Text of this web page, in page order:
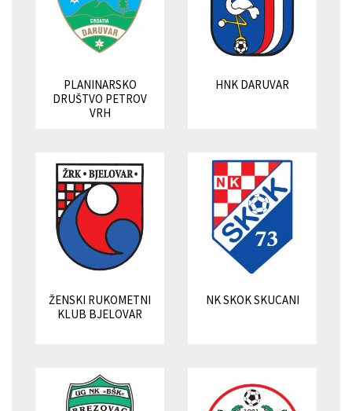
PLANINARSKO
DRUŠTVO PETROV
VRH
HNK DARUVAR
ŽENSKI RUKOMETNI
KLUB BJELOVAR
NK SKOK SKUCANI